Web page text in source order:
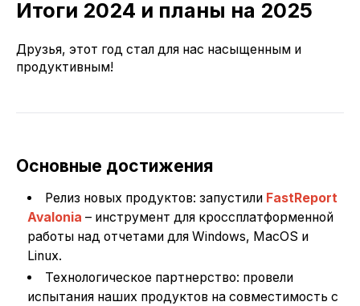
Итоги 2024 и планы на 2025
Друзья, этот год стал для нас насыщенным и
продуктивным!
Основные достижения
Релиз новых продуктов: запустили FastReport
Avalonia – инструмент для кроссплатформенной
работы над отчетами для Windows, MacOS и
Linux.
Технологическое партнерство: провели
испытания наших продуктов на совместимость с